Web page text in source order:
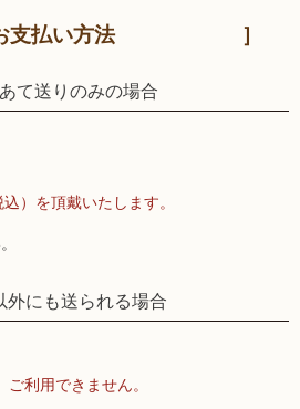
支払い方法
て送りのみの場合
）を頂戴いたします。
外にも送られる場合
利用できません。